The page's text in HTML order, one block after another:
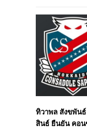
ทิวาพล สังขพัน
สินธ์ ยืนยัน คอน